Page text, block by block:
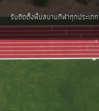
รับติดตั้งพื้นสนามกีฬาทุกประเภท